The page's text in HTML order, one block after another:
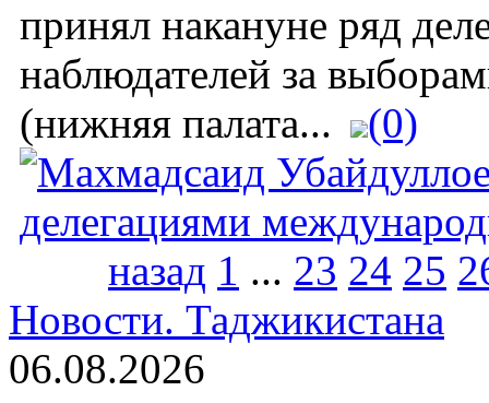
принял накануне ряд
наблюдателей за
(нижняя палата...
(0)
назад 1 ... 23 24 25
Новости. Таджикистана
06.08.2026